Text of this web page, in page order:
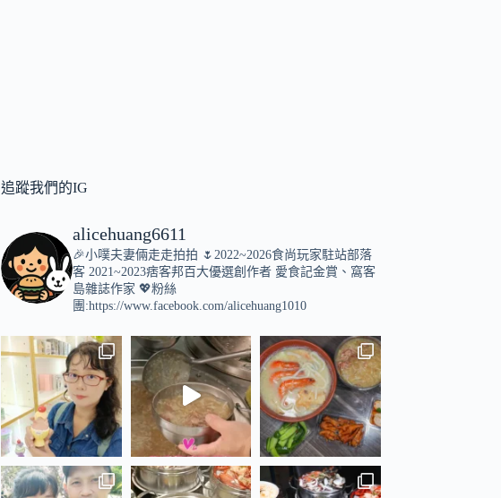
追蹤我們的IG
alicehuang6611
🎉小噗夫妻倆走走拍拍 🌷2022~2026食尚玩家駐站部落
客 2021~2023痞客邦百大優選創作者 愛食記金賞、窩客
島雜誌作家 💖粉絲
團:https://www.facebook.com/alicehuang1010